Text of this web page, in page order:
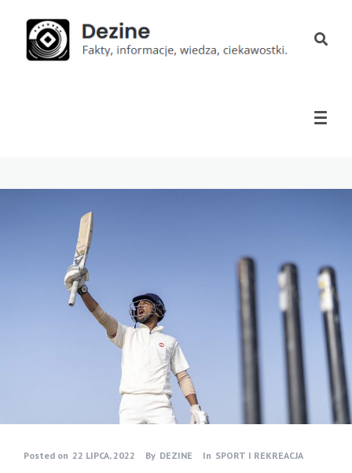
Posted on 22 LIPCA, 2022 By DEZINE In SPORT I REKREACJA